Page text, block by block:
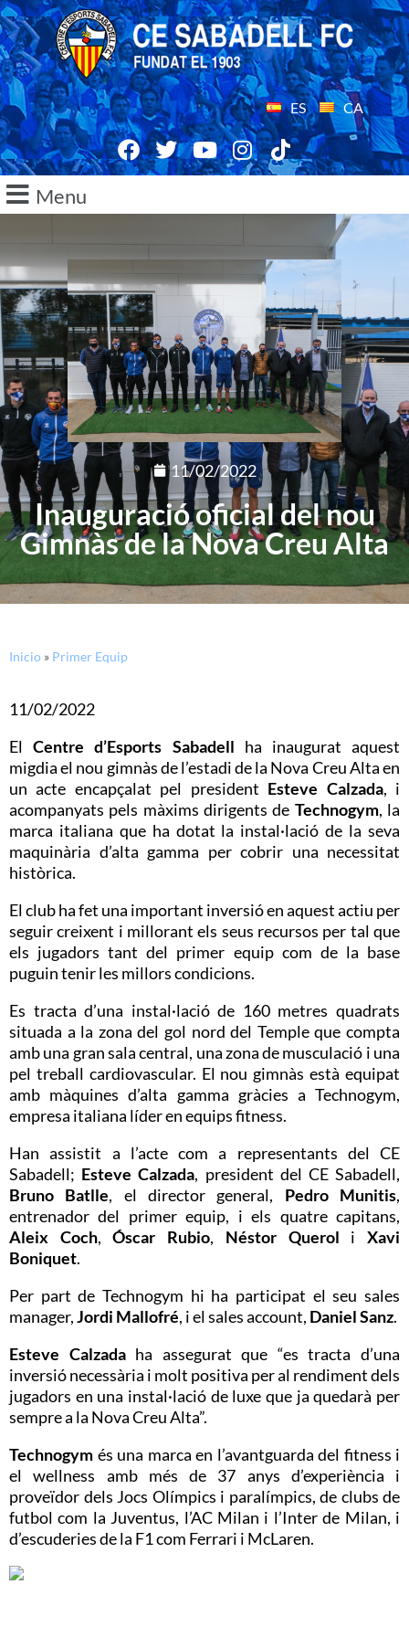
ES CA
Menu
11/02/2022
Inauguració oficial del nou
Gimnàs de la Nova Creu Alta
Inicio » Primer Equip
11/02/2022
ElCentre d’Esports Sabadell ha inaugurat aquest
migdia el nou gimnàs de l’estadi de la Nova Creu Alta en
un acte encapçalat pel president Esteve Calzada, i
acompanyats pels màxims dirigents de Technogym, la
marca italiana que ha dotat la instal·lació de la seva
maquinària d’alta gamma per cobrir una necessitat
històrica.
El club ha fet una important inversió en aquest actiu per
seguir creixent i millorant els seus recursos per tal que
els jugadors tant del primer equip com de la base
puguin tenir les millors condicions.
Es tracta d’una instal·lació de 160 metres quadrats
situada a la zona del gol nord del Temple que compta
amb una gran sala central, una zona de musculació i una
pel treball cardiovascular. El nou gimnàs està equipat
amb màquines d’alta gamma gràcies a Technogym,
empresa italiana líder en equips fitness.
Han assistit a l’acte com a representants del CE
Sabadell; Esteve Calzada, president del CE Sabadell,
Bruno Batlle, el director general, Pedro Munitis,
entrenador del primer equip, i els quatre capitans,
Aleix Coch,Óscar Rubio, Néstor Querol iXavi
Boniquet.
Per part de Technogym hi ha participat el seu sales
manager,Jordi Mallofré, i el sales account, Daniel Sanz.
Esteve Calzadaha assegurat que “es tracta d’una
inversió necessària i molt positiva per al rendiment dels
jugadors en una instal·lació de luxe que ja quedarà per
sempre a la Nova Creu Alta”.
Technogym és una marca en l’avantguarda del fitness i
el wellness amb més de 37 anys d’experiència i
proveïdor dels Jocs Olímpics i paralímpics, de clubs de
futbol com la Juventus, l’AC Milan i l’Inter de Milan, i
d’escuderies de la F1 com Ferrari i McLaren.